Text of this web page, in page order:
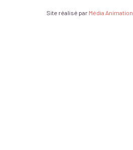
Site réalisé par Média Animation